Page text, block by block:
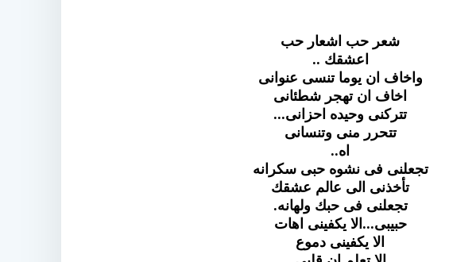
شعر حب اشعار حب
اعشقك ..
واخاف ان يوما تنسى عنوانى
اخاف ان تهجر شطئانى
تتركنى وحيده احزانى...
تتحرر منى وتنسانى
اه..
تجعلنى فى نشوه حبى سكرانه
تأخذنى الى عالم عشقك
تجعلنى فى حبك ولهانه.
حبيبى...الا يكفينى اهات
الا يكفينى دموع